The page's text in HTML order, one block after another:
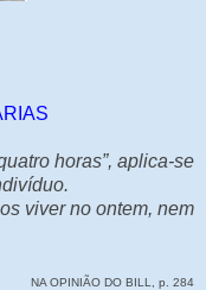
horas”, aplica-se
viver no ontem, nem
NA OPINIÃO DO BILL, p. 284